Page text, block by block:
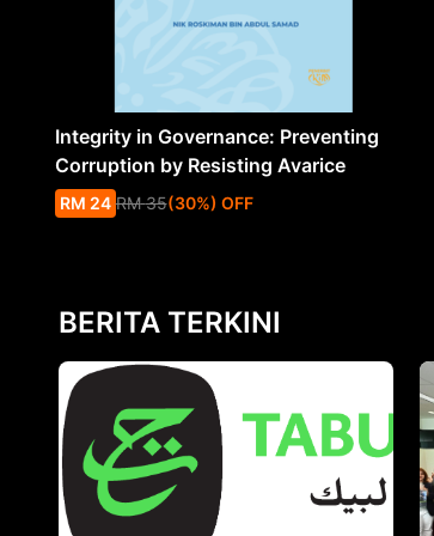
Integrity in Governance: Preventing
Corruption by Resisting Avarice
RM 24 RM 35(30%) OFF
BERITA TERKINI